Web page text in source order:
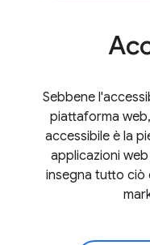
Sebbene
piattaforma
accessibile è la
applicazioni
insegna tutto ciò